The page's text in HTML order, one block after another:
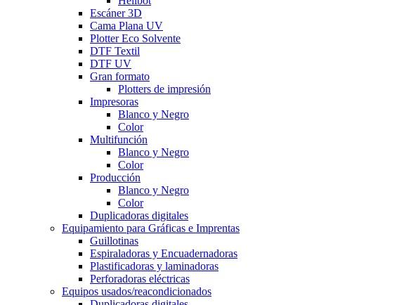
Escáner 3D
Cama Plana UV
Plotter Eco Solvente
DTF Textil
DTF UV
Gran formato
Plotters de impresión
Impresoras
Blanco y Negro
Color
Multifunción
Blanco y Negro
Color
Producción
Blanco y Negro
Color
Duplicadoras digitales
Equipamiento para Gráficas e Imprentas
Guillotinas
Espiraladoras y Encuadernadoras
Plastificadoras y laminadoras
Perforadoras eléctricas
Equipos usados/reacondicionados